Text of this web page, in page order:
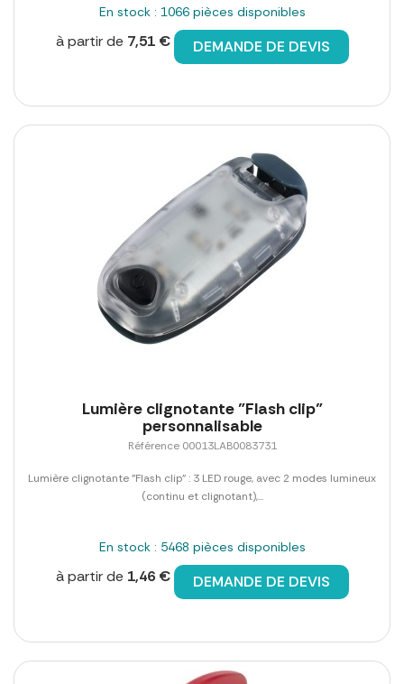
En stock : 1066 pièces disponibles
à partir de 7,51 € DEMANDE DE DEVIS
Lumière clignotante "Flash clip"
personnalisable
Référence 00013LAB0083731
Lumière clignotante "Flash clip" : 3 LED rouge, avec 2 modes lumineux
(continu et clignotant),...
En stock : 5468 pièces disponibles
à partir de 1,46 € DEMANDE DE DEVIS